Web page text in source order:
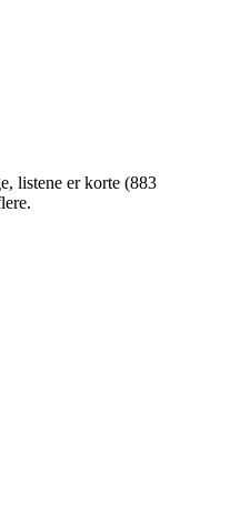
listene er korte (883